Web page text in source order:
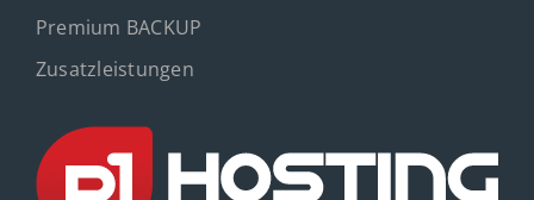
Premium BACKUP
Zusatzleistungen